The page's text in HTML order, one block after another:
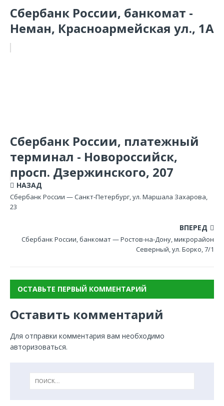
Сбербанк России, банкомат -
Неман, Красноармейская ул., 1А
Сбербанк России, платежный
терминал - Новороссийск,
просп. Дзержинского, 207
НАЗАД
Сбербанк России — Санкт-Петербург, ул. Маршала Захарова,
23
ВПЕРЕД
Сбербанк России, банкомат — Ростов-на-Дону, микрорайон
Северный, ул. Борко, 7/1
ОСТАВЬТЕ ПЕРВЫЙ КОММЕНТАРИЙ
Оставить комментарий
Для отправки комментария вам необходимо
авторизоваться.